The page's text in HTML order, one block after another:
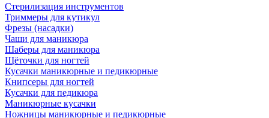
Стерилизация инструментов
Триммеры для кутикул
Фрезы (насадки)
Чаши для маникюра
Шаберы для маникюра
Щёточки для ногтей
Кусачки маникюрные и педикюрные
Книпсеры для ногтей
Кусачки для педикюра
Маникюрные кусачки
Ножницы маникюрные и педикюрные